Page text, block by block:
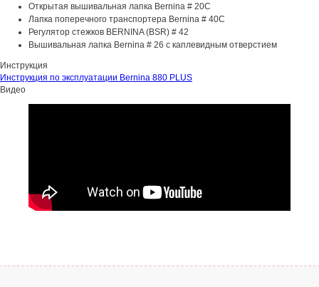
Открытая вышивальная лапка Bernina # 20C
Лапка поперечного транспортера Bernina # 40C
Регулятор стежков BERNINA (BSR) # 42
Вышивальная лапка Bernina # 26 с каплевидным отверстием
Инструкция
Инструкция по эксплуатации Bernina 880 PLUS
Видео